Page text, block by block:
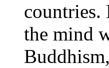
countries.
the mind